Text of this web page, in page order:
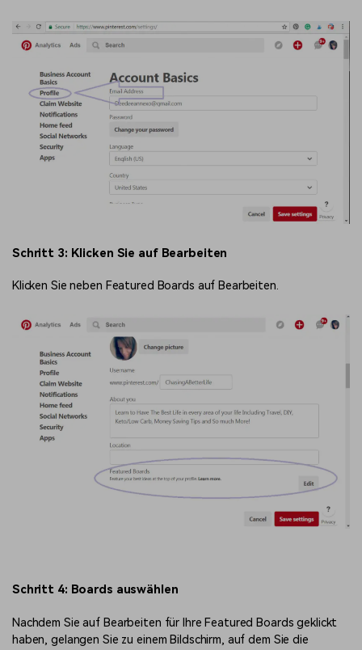
Schritt 3: Klicken Sie auf Bearbeiten
Klicken Sie neben Featured Boards auf Bearbeiten.
Schritt 4: Boards auswählen
Nachdem Sie auf Bearbeiten für Ihre Featured Boards geklickt
haben, gelangen Sie zu einem Bildschirm, auf dem Sie die